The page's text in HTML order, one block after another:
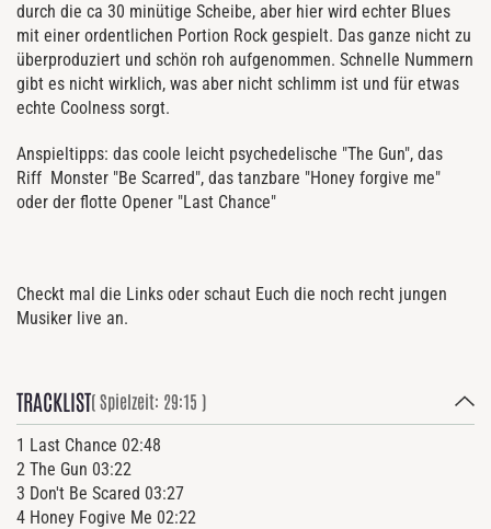
durch die ca 30 minütige Scheibe, aber hier wird echter Blues
mit einer ordentlichen Portion Rock gespielt. Das ganze nicht zu
überproduziert und schön roh aufgenommen. Schnelle Nummern
gibt es nicht wirklich, was aber nicht schlimm ist und für etwas
echte Coolness sorgt.
Anspieltipps: das coole leicht psychedelische "The Gun", das
Riff Monster "Be Scarred", das tanzbare "Honey forgive me"
oder der flotte Opener "Last Chance"
Checkt mal die Links oder schaut Euch die noch recht jungen
Musiker live an.
TRACKLIST( Spielzeit: 29:15 )
1 Last Chance 02:48
2 The Gun 03:22
3 Don't Be Scared 03:27
4 Honey Fogive Me 02:22